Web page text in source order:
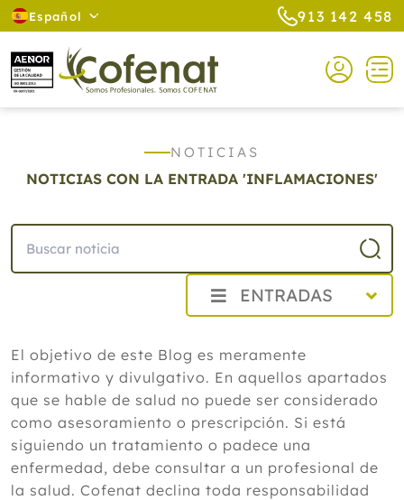
Español 913 142 458
NOTICIAS
NOTICIAS CON LA ENTRADA 'INFLAMACIONES'
ENTRADAS
Agosto
Cistitis en verano: cinco remedios
naturales para aliviar los síntomas,
según un experto
Julio
Junio
Mayo
El objetivo de este Blog es meramente
informativo y divulgativo. En aquellos apartados
que se hable de salud no puede ser considerado
como asesoramiento o prescripción. Si está
siguiendo un tratamiento o padece una
enfermedad, debe consultar a un profesional de
la salud. Cofenat declina toda responsabilidad